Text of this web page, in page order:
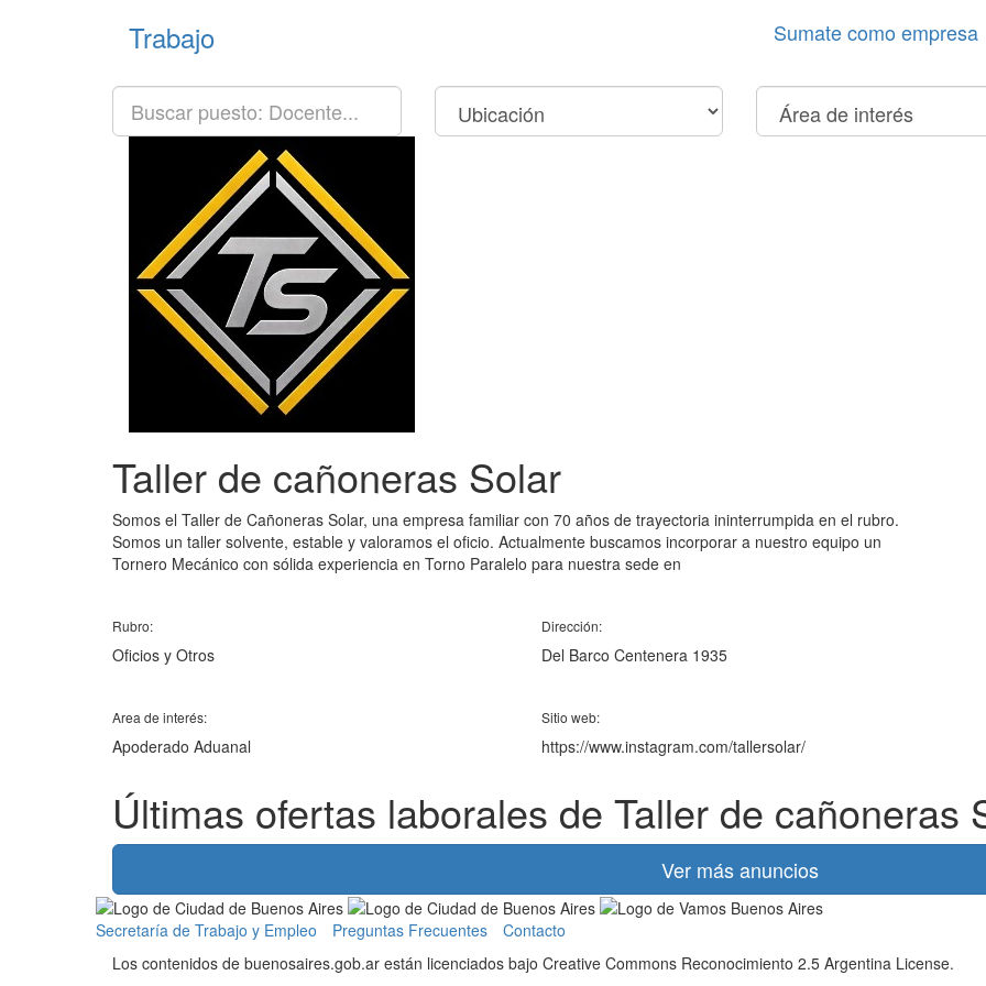
Trabajo Sumate como empresa
Taller de cañoneras Solar
Somos el Taller de Cañoneras Solar, una empresa familiar con 70 años de trayectoria ininterrumpida en el rubro.
Somos un taller solvente, estable y valoramos el oficio. Actualmente buscamos incorporar a nuestro equipo un
Tornero Mecánico con sólida experiencia en Torno Paralelo para nuestra sede en
Rubro:
Oficios y Otros
Area de interés:
Apoderado Aduanal
Dirección:
Del Barco Centenera 1935
Sitio web:
https://www.instagram.com/tallersolar/
Últimas ofertas laborales de Taller de cañoneras
Ver más anuncios
Información
gubernamental
Secretaría de Trabajo y Empleo Preguntas Frecuentes
Contacto
Los contenidos de buenosaires.gob.ar están licenciados bajo Creative Commons Reconocimiento 2.5 Argentina License.